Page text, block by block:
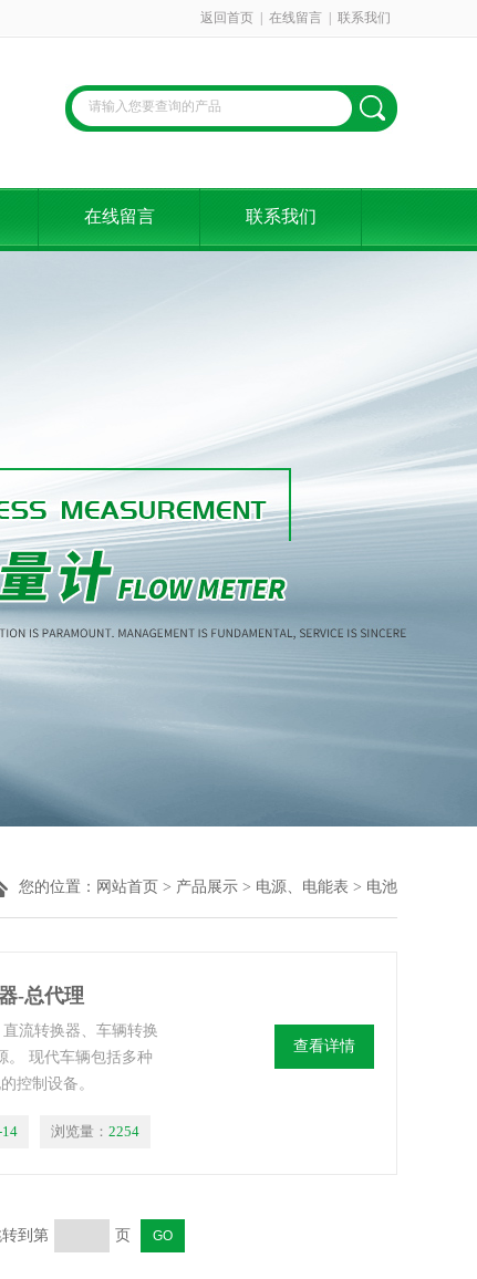
返回首页 在线留言 联系我们
在线留言 联系我们
您的位置： 网站首页 > 产品展示 > 电源、电能表 > 电池
-总代理
流转换器、车辆转换
。 现代车辆包括多种
控制设备。
浏览量： 2254
查看详情
到第 页